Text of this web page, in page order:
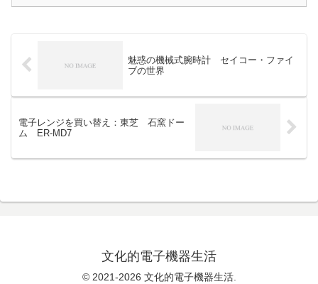
魅惑の機械式腕時計 セイコー・ファイ
ブの世界
電子レンジを買い替え：東芝 石窯ドー
ム ER-MD7
文化的電子機器生活
© 2021-2026 文化的電子機器生活.